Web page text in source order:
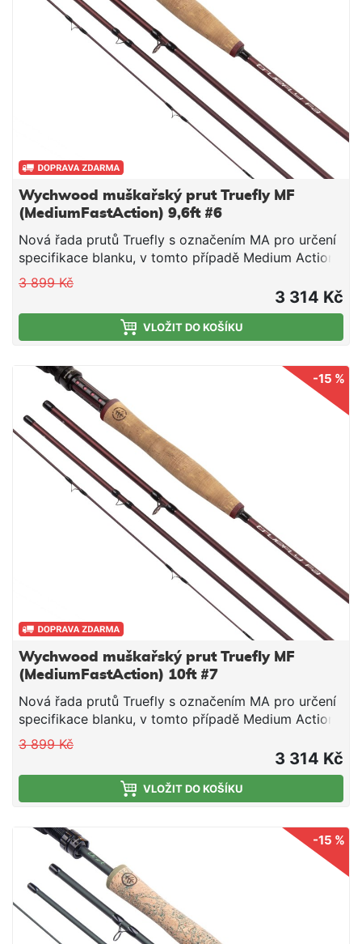
Wychwood muškařský prut Truefly MF
(MediumFastAction) 9,6ft #6
Nová řada prutů Truefly s označením MA pro určení
specifikace blanku, v tomto případě Medium Action,
tedy střední akce. Krásný design s maximálním
výkonem.
3 899 Kč
3 314 Kč
VLOŽIT DO KOŠÍKU
-15 %
Wychwood muškařský prut Truefly MF
(MediumFastAction) 10ft #7
Nová řada prutů Truefly s označením MA pro určení
specifikace blanku, v tomto případě Medium Action,
tedy střední akce. Krásný design s maximálním
výkonem.
3 899 Kč
3 314 Kč
VLOŽIT DO KOŠÍKU
-15 %